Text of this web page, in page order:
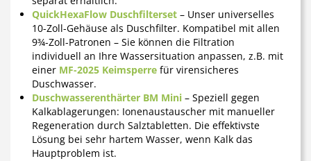
QuickHexaFlow Duschfilterset – Unser universelles
10-Zoll-Gehäuse als Duschfilter. Kompatibel mit allen
9¾-Zoll-Patronen – Sie können die Filtration
individuell an Ihre Wassersituation anpassen, z.B. mit
einer MF-2025 Keimsperre für virensicheres
Duschwasser.
Duschwasserenthärter BM Mini – Speziell gegen
Kalkablagerungen: Ionenaustauscher mit manueller
Regeneration durch Salztabletten. Die effektivste
Lösung bei sehr hartem Wasser, wenn Kalk das
Hauptproblem ist.